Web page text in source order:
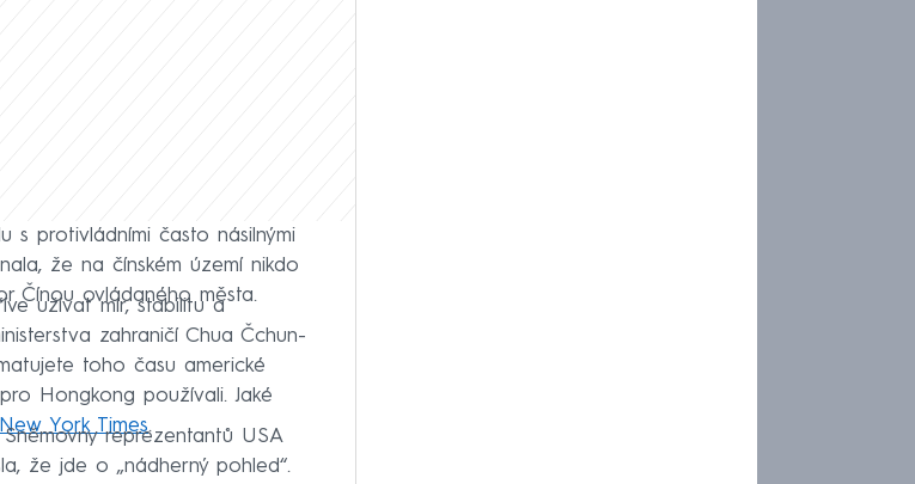
s protivládními často násilnými
že na čínském území nikdo
Čínou ovládaného města.
užívat mír, stabilitu a
zahraničí Chua Čchun-
toho času americké
Hongkong používali. Jaké
York Times.
reprezentantů USA
že jde o „nádherný pohled“.